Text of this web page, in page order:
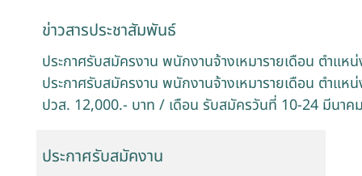
ข่าวสารประชาสัมพันธ์
ประกาศรับสมัครงาน พนักงานจ้างเหมารายเดือน ตำแ
ประกาศรับสมัครงาน พนักงานจ้างเหมารายเดือน ตำแ
ปวส. 12,000.- บาท / เดือน รับสมัครวันที่ 10-24 มีนาค
ประกาศรับสมัคงาน